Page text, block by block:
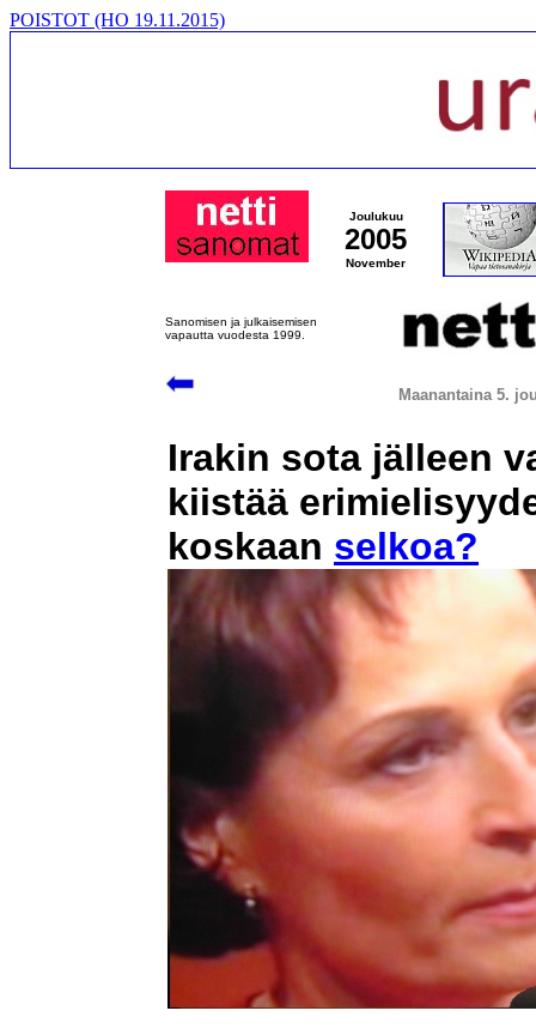
POISTOT (HO 19.11.2015)
Joulukuu
2005
November
Sanomisen ja julkaisemisen
vapautta vuodesta 1999.
Maanantaina 5.
Irakin sota jälleen
kiistää
koskaan selkoa?